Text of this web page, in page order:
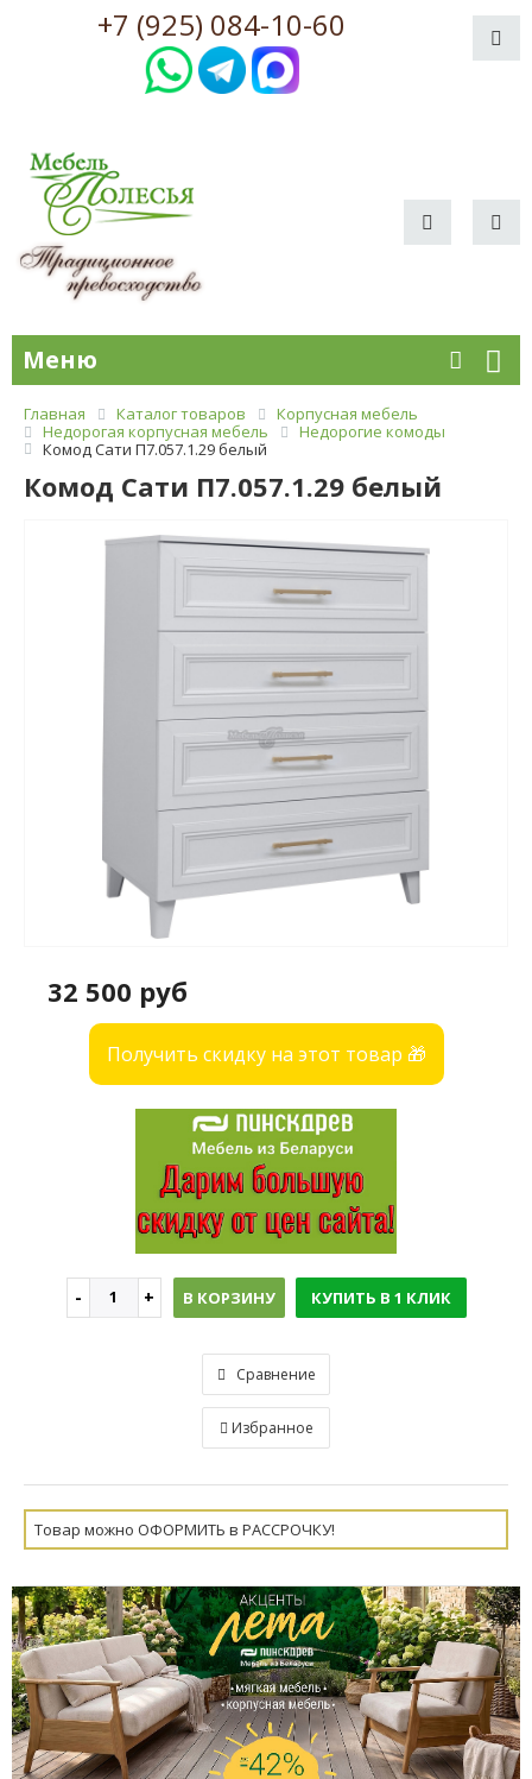
+7 (925) 084-10-60
Меню
Главная Каталог товаров
Корпусная мебель
Недорогая корпусная мебель
Недорогие комоды
Комод Сати П7.057.1.29 белый
Комод Сати П7.057.1.29 белый
32 500 руб
Получить скидку на этот товар 🎁
В КОРЗИНУ КУПИТЬ В 1 КЛИК
Сравнение
Избранное
Товар можно ОФОРМИТЬ в РАССРОЧКУ!